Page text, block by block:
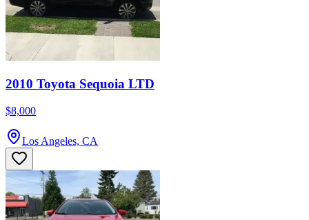
2010 Toyota Sequoia LTD
$8,000
Los Angeles, CA